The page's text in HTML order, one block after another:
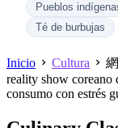
Pueblos
Té de burbujas
Inicio Cultura
reality show coreano
consumo con estrés